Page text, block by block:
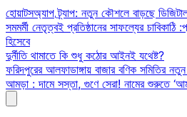
Skip
to
content
হোয়াটসঅ্যাপ ট্র্যাপ: নতুন কৌশলে বাড়ছে
সমমর্মী নেতৃত্বই প্রতিষ্ঠানের সাফল্যের চাবিকাঠি
হিসেবে
দুর্নীতি থামাতে কি শুধু কঠোর আইনই যথেষ্ট?
ফরিদপুরের আলফাডাঙ্গায় বাজার বণিক সমিতির
আমড়া : দামে সস্তা, গুণে সেরা! নামের শুরুতে